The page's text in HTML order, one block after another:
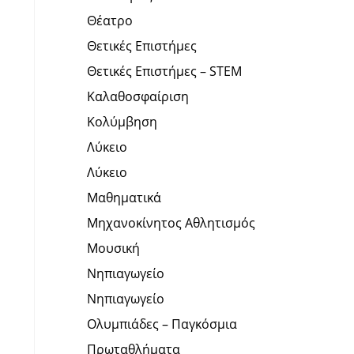
Θέατρο
Θετικές Επιστήμες
Θετικές Επιστήμες – STEM
Καλαθοσφαίριση
Κολύμβηση
Λύκειο
Λύκειο
Μαθηματικά
Μηχανοκίνητος Αθλητισμός
Μουσική
Νηπιαγωγείο
Νηπιαγωγείο
Ολυμπιάδες – Παγκόσμια
Πρωταθλήματα